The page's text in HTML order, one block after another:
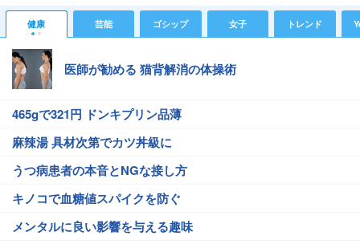
健康 芸能 ゴシップ 女子 トレンド
医師が勧める 猫背解消の体操術
465gで321円 ドンキプリン品薄
麻辣湯 具材次第でカツ丼級に
うつ病患者の本音とNGな接し方
キノコで血糖値スパイクを防ぐ
メンタルに良い影響を与える趣味